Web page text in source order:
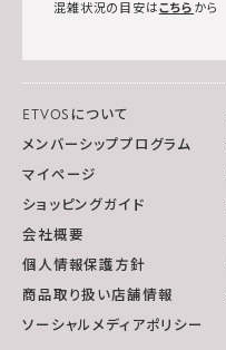
混雑状況の目安はこちら から
ETVOSについて
メンバーシッププログラム
マイページ
ショッピングガイド
会社概要
個人情報保護方針
商品取り扱い店舗情報
ソーシャルメディアポリシー